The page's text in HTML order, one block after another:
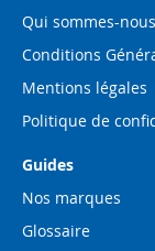
Qui sommes-
Conditions
Mentions légales
Politique de
Guides
Nos marques
Glossaire